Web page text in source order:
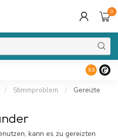
0
9.3
/ Stimmproblem /
Gereizte
kann es zu gereizten